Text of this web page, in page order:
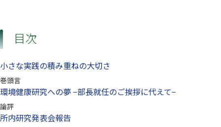
目次
小さな実践の積み重ねの大切さ
巻頭言
環境健康研究への夢 −部長就任のご挨拶に代えて−
論評
所内研究発表会報告